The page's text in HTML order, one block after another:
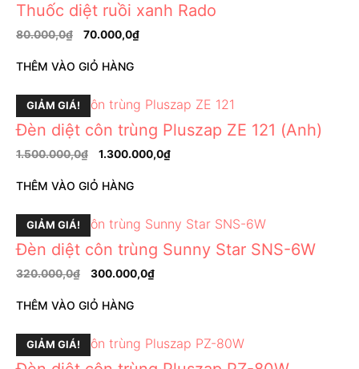
Thuốc diệt ruồi xanh Rado
80.000,0₫ 70.000,0₫
THÊM VÀO GIỎ HÀNG
GIẢM GIÁ!
Đèn diệt côn trùng Pluszap ZE 121 (Anh)
1.500.000,0₫ 1.300.000,0₫
THÊM VÀO GIỎ HÀNG
GIẢM GIÁ!
Đèn diệt côn trùng Sunny Star SNS-6W
320.000,0₫ 300.000,0₫
THÊM VÀO GIỎ HÀNG
GIẢM GIÁ!